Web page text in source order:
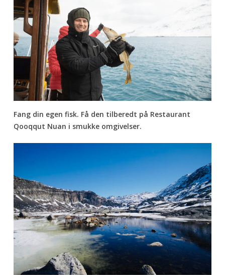
Fang din egen fisk. Få den tilberedt på Restaurant
Qooqqut Nuan i smukke omgivelser.